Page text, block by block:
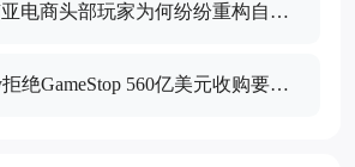
电商头部玩家为何纷纷重构自身
拒绝GameStop 560亿美元收购要